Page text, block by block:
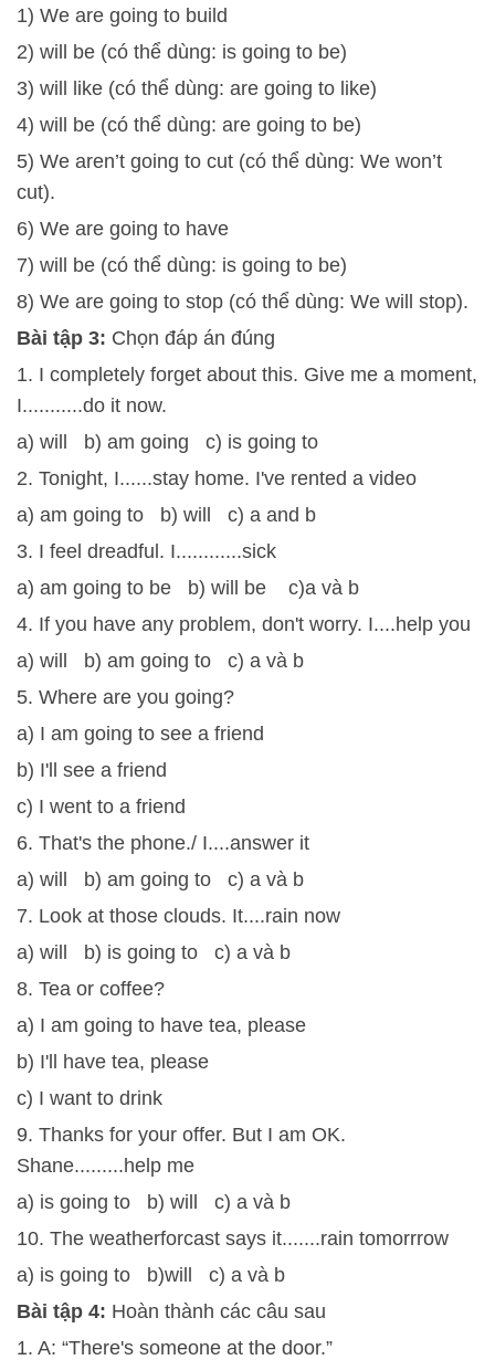
1) We are going to build
2) will be (có thể dùng: is going to be)
3) will like (có thể dùng: are going to like)
4) will be (có thể dùng: are going to be)
5) We aren’t going to cut (có thể dùng: We won’t
cut).
6) We are going to have
7) will be (có thể dùng: is going to be)
8) We are going to stop (có thể dùng: We will stop).
Bài tập 3: Chọn đáp án đúng
1. I completely forget about this. Give me a moment,
I...........do it now.
a) will b) am going c) is going to
2. Tonight, I......stay home. I've rented a video
a) am going to b) will c) a and b
3. I feel dreadful. I............sick
a) am going to be b) will be c)a và b
4. If you have any problem, don't worry. I....help you
a) will b) am going to c) a và b
5. Where are you going?
a) I am going to see a friend
b) I'll see a friend
c) I went to a friend
6. That's the phone./ I....answer it
a) will b) am going to c) a và b
7. Look at those clouds. It....rain now
a) will b) is going to c) a và b
8. Tea or coffee?
a) I am going to have tea, please
b) I'll have tea, please
c) I want to drink
9. Thanks for your offer. But I am OK.
Shane.........help me
a) is going to b) will c) a và b
10. The weatherforcast says it.......rain tomorrrow
a) is going to b)will c) a và b
Bài tập 4: Hoàn thành các câu sau
1. A: “There's someone at the door.”